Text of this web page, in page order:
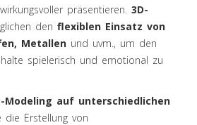
präsentieren. 3D-
den flexiblen Einsatz von
Metallen und uvm., um den
spielerisch und emotional zu
Modeling auf unterschiedlichen
die Erstellung von